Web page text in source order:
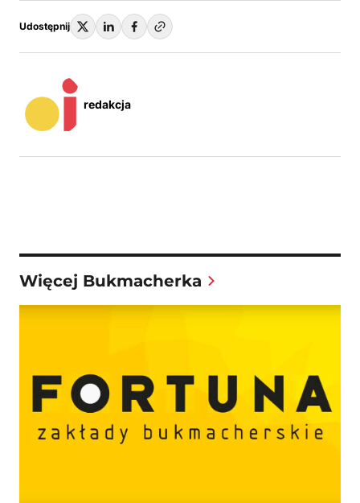
Udostępnij
redakcja
Więcej Bukmacherka